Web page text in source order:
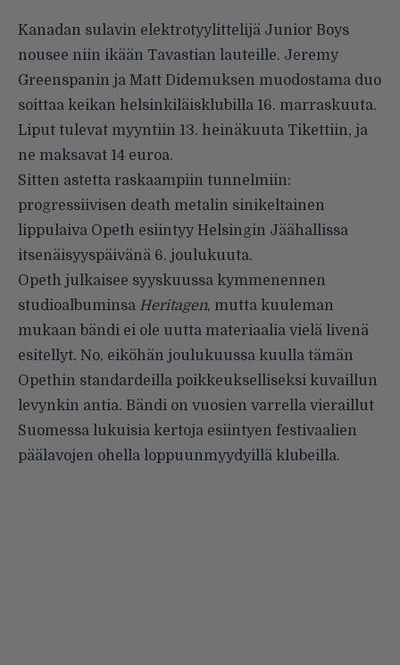
Kanadan sulavin elektrotyylittelijä Junior Boys
nousee niin ikään Tavastian lauteille. Jeremy
Greenspanin ja Matt Didemuksen muodostama duo
soittaa keikan helsinkiläisklubilla 16. marraskuuta.
Liput tulevat myyntiin 13. heinäkuuta Tikettiin, ja
ne maksavat 14 euroa.
Sitten astetta raskaampiin tunnelmiin:
progressiivisen death metalin sinikeltainen
lippulaiva Opeth esiintyy Helsingin Jäähallissa
itsenäisyyspäivänä 6. joulukuuta.
Opeth julkaisee syyskuussa kymmenennen
studioalbuminsa Heritagen, mutta kuuleman
mukaan bändi ei ole uutta materiaalia vielä livenä
esitellyt. No, eiköhän joulukuussa kuulla tämän
Opethin standardeilla poikkeukselliseksi kuvaillun
levynkin antia. Bändi on vuosien varrella vieraillut
Suomessa lukuisia kertoja esiintyen festivaalien
päälavojen ohella loppuunmyydyillä klubeilla.